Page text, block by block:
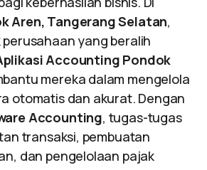
Aren, Tangerang Selatan,
yang beralih
Accounting Pondok
mereka dalam mengelola
otomatis dan akurat. Dengan
Accounting, tugas-tugas
transaksi, pembuatan
dan pengelolaan pajak